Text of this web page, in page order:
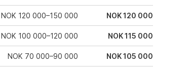
NOK 120 000–150 000 NOK 120 000
NOK 100 000–120 000 NOK 115 000
NOK 70 000–90 000 NOK 105 000